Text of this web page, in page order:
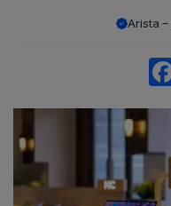
Arista